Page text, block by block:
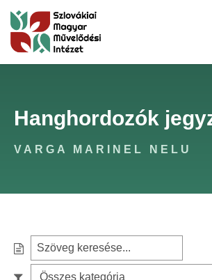
Hanghordozók
VARGA MARINEL NELU
e